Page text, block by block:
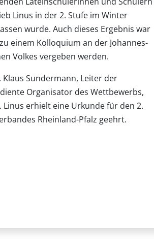
Linus in der 2. Stufe im Winter
wurde. Auch dieses Ergebnis war
einem Kolloquium an der Johannes-
Volkes vergeben werden.
Sundermann, Leiter der
Organisator des Wettbewerbs,
erhielt eine Urkunde für den 2.
Rheinland-Pfalz geehrt.